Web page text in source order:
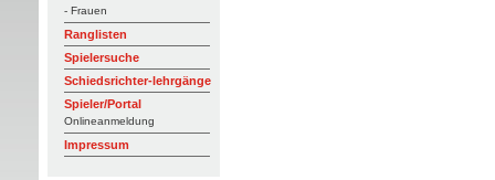
- Frauen
Ranglisten
Spielersuche
Schiedsrichter-lehrgänge
Spieler/Portal
Onlineanmeldung
Impressum